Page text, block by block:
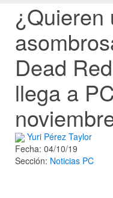
¿Quieren
Dead
llega a
Yuri Pérez Taylor
Fecha: 04/10/19
Sección: Noticias PC